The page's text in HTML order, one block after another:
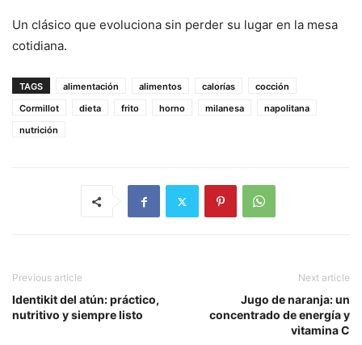
Un clásico que evoluciona sin perder su lugar en la mesa
cotidiana.
TAGS alimentación alimentos calorías
cocción
Cormillot
dieta frito horno milanesa
napolitana
nutrición
Previous article
Identikit del atún: práctico,
nutritivo y siempre listo
Next article
Jugo de naranja: un
concentrado de energía y
vitamina C